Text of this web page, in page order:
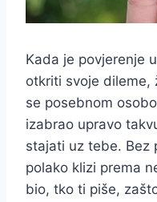
Kada je povjerenje
otkriti svoje dileme,
se posebnom
izabrao upravo
stajati uz tebe. Bez
polako klizi prema
bio, tko ti piše,